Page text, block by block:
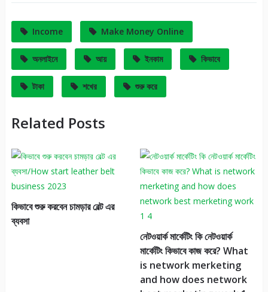
Income Make Money Online
অনলাইনে আয় ইনকাম কিভাবে
টাকা শখের শুরু করে
Related Posts
কিভাবে শুরু করবেন চামড়ার বেল্ট এর
ব্যবসা
নেটওয়ার্ক মার্কেটিং কি নেটওয়ার্ক
মার্কেটিং কিভাবে কাজ করে? What
is network merketing
and how does network